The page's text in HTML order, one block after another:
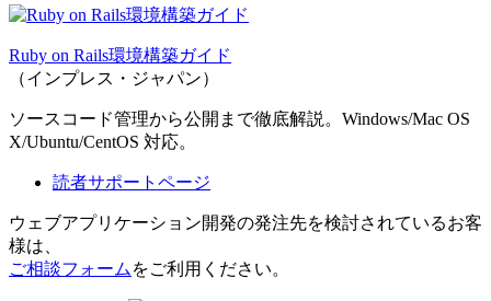
Ruby on Rails環境構築ガイド
（インプレス・ジャパン）
ソースコード管理から公開まで徹底解説。Windows/Mac OS
X/Ubuntu/CentOS 対応。
読者サポートページ
ウェブアプリケーション開発の発注先を検討されているお客
様は、
ご相談フォーム をご利用ください。